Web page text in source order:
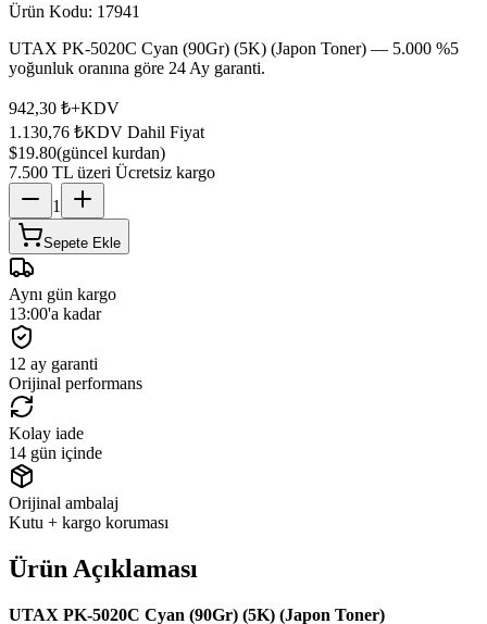
Ürün Kodu: 17941
UTAX PK-5020C Cyan (90Gr) (5K) (Japon Toner) — 5.000 %5
yoğunluk oranına göre 24 Ay garanti.
942,30 ₺+KDV
1.130,76 ₺KDV Dahil Fiyat
$19.80(güncel kurdan)
7.500 TL üzeri Ücretsiz kargo
1
Sepete Ekle
Aynı gün kargo
13:00'a kadar
12 ay garanti
Orijinal performans
Kolay iade
14 gün içinde
Orijinal ambalaj
Kutu + kargo koruması
Ürün Açıklaması
UTAX PK-5020C Cyan (90Gr) (5K) (Japon Toner)